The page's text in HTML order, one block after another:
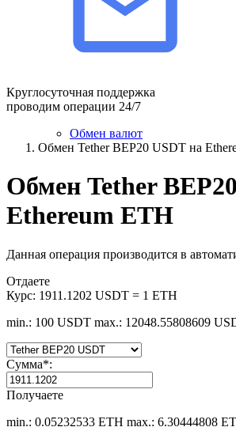
Круглосуточная поддержка
проводим операции 24/7
Обмен валют
Обмен Tether BEP20 USDT на
Обмен Tether
Ethereum ETH
Данная операция производится в
Отдаете
Курс: 1911.1202 USDT = 1 ETH
min.: 100 USDT max.: 12048.55808609
Сумма*:
Получаете
min.: 0.05232533 ETH max.: 6.30444808